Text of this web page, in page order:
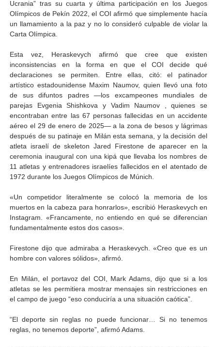
Ucrania” tras su cuarta y última participación en los Juegos
Olímpicos de Pekín 2022, el COI afirmó que simplemente hacía
un llamamiento a la paz y no lo consideró culpable de violar la
Carta Olímpica.
Esta vez, Heraskevych afirmó que cree que existen
inconsistencias en la forma en que el COI decide qué
declaraciones se permiten. Entre ellas, citó: el patinador
artístico estadounidense Maxim Naumov, quien llevó una foto
de sus difuntos padres —los excampeones mundiales de
parejas Evgenia Shishkova y Vadim Naumov , quienes se
encontraban entre las 67 personas fallecidas en un accidente
aéreo el 29 de enero de 2025— a la zona de besos y lágrimas
después de su patinaje en Milán esta semana, y la decisión del
atleta israelí de skeleton Jared Firestone de aparecer en la
ceremonia inaugural con una kipá que llevaba los nombres de
11 atletas y entrenadores israelíes fallecidos en el atentado de
1972 durante los Juegos Olímpicos de Múnich.
«Un competidor literalmente se colocó la memoria de los
muertos en la cabeza para honrarlos», escribió Heraskevych en
Instagram. «Francamente, no entiendo en qué se diferencian
fundamentalmente estos dos casos».
Firestone dijo que admiraba a Heraskevych. «Creo que es un
hombre con valores sólidos», afirmó.
En Milán, el portavoz del COI, Mark Adams, dijo que si a los
atletas se les permitiera mostrar mensajes sin restricciones en
el campo de juego “eso conduciría a una situación caótica”.
“El deporte sin reglas no puede funcionar… Si no tenemos
reglas, no tenemos deporte”, afirmó Adams.